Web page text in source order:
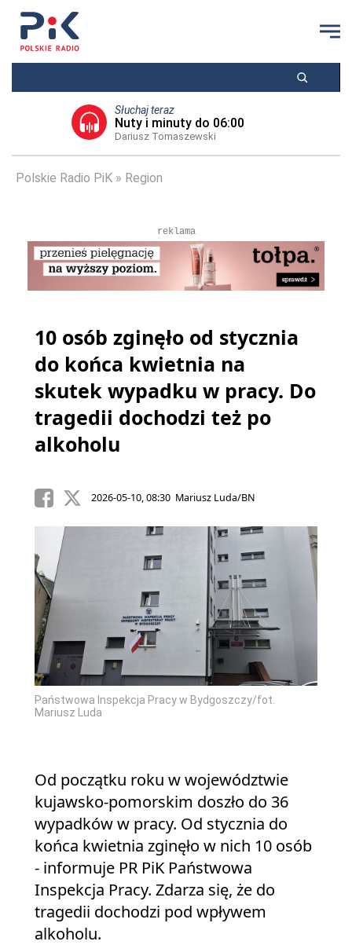
Słuchaj teraz
Nuty i minuty do 06:00
Dariusz Tomaszewski
Polskie Radio PiK Region
reklama
10 osób zginęło od stycznia
do końca kwietnia na
skutek wypadku w pracy. Do
tragedii dochodzi też po
alkoholu
2026-05-10, 08:30 Mariusz Luda/BN
Państwowa Inspekcja Pracy w Bydgoszczy/fot.
Mariusz Luda
Od początku roku w województwie
kujawsko-pomorskim doszło do 36
wypadków w pracy. Od stycznia do
końca kwietnia zginęło w nich 10 osób
- informuje PR PiK Państwowa
Inspekcja Pracy. Zdarza się, że do
tragedii dochodzi pod wpływem
alkoholu.